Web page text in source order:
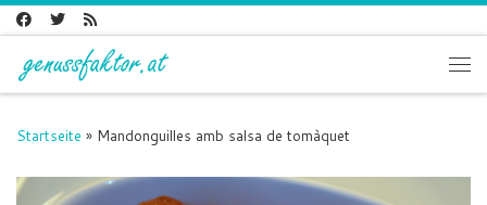
Zum Inhalt springen
Startseite » Mandonguilles amb salsa de tomàquet